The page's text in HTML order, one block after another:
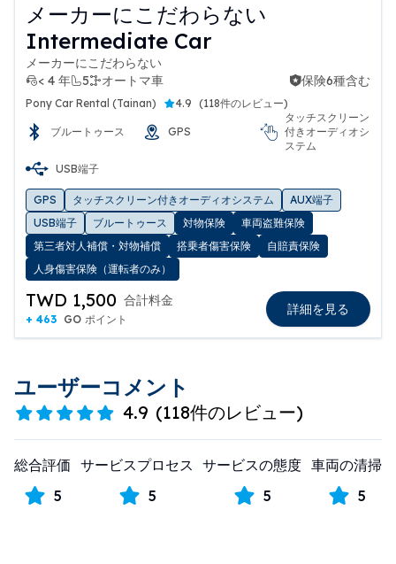
メーカーにこだわらない
Intermediate Car
メーカーにこだわらない
< 4 年
5 オートマ車
保険6種含む 保険6種含む
Pony Car Rental (Tainan) 4.9 (118件のレビュー)
ブルートゥース GPS
タッチスクリーン
付きオーディオシ
ステム
USB端子
GPS タッチスクリーン付きオーディオシステム
AUX端子
USB端子
ブルートゥース 対物保険
車両盗難保険
第三者対人補償・対物補償
搭乗者傷害保険
自賠責保険
人身傷害保険（運転者のみ）
TWD 1,500 合計料金
+ 463 GO ポイント
詳細を見る
ユーザーコメント
4.9 (118件のレビュー)
総合評価
5
サービスプロセス
5
サービスの態度
5
車両の清掃
5